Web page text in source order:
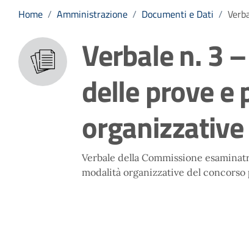
Home / Amministrazione / Documenti e Dati /
Verbale n. 3
delle prove e
organizzative
Verbale della Commissione
modalità organizzative del